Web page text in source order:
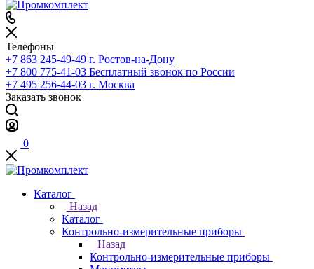
Телефоны
+7 863 245-49-49 г. Ростов-на-Дону
+7 800 775-41-03 Бесплатный звонок по России
+7 495 256-44-03 г. Москва
Заказать звонок
0
Каталог
Назад
Каталог
Контрольно-измерительные приборы
Назад
Контрольно-измерительные приборы